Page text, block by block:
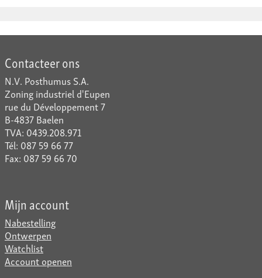
Contacteer ons
N.V. Posthumus S.A.
Zoning industriel d'Eupen
rue du Développement 7
B-4837 Baelen
TVA: 0439.208.971
Tél: 087 59 66 77
Fax: 087 59 66 70
Mijn account
Nabestelling
Ontwerpen
Watchlist
Account openen